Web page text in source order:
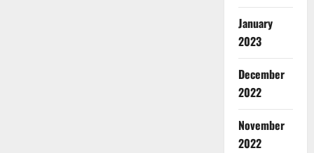
January
2023
December
2022
November
2022